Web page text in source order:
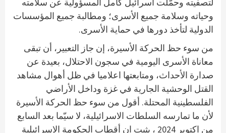
وحياته وسلامة جميع الأسرى؛ ومطالبة جميع المؤسسات
الدولية لتأخذ دورها في حماية الأسرى.
من سوء حظ الحركة الأسيرة، إن جاز التعبير، أن تبقى
معاناة الأسرى اليومية في سجون الاحتلال، بعيدة عن
صدارة الأحداث، ومتابعتها اعلاميا في ظل أهوال مشاهد
القتل الوحشية الجارية في غزة وداخل الأراضي
الفلسطينية المحتلة. أقول من سوء حظ الحركة الأسيرة
لأن ما تمارسه السلطات الاسرائيلية، لا سيّما بعد السابع
من اكتوبر 2024 ، يثبت ان أقطاب الحكومة الاسرائيلية